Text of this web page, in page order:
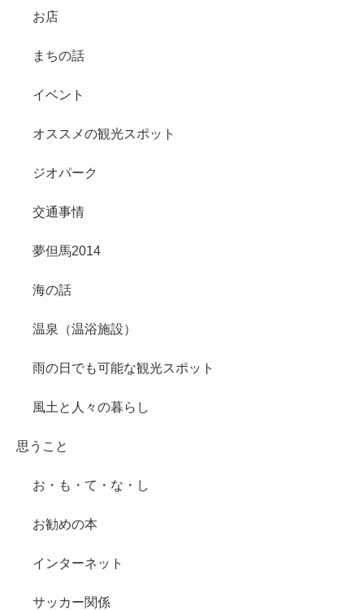
お店
まちの話
イベント
オススメの観光スポット
ジオパーク
交通事情
夢但馬2014
海の話
温泉（温浴施設）
雨の日でも可能な観光スポット
風土と人々の暮らし
思うこと
お・も・て・な・し
お勧めの本
インターネット
サッカー関係